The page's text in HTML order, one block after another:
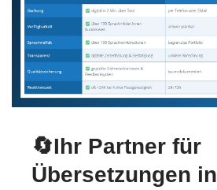
🔄Ihr Partner für
Übersetzungen in